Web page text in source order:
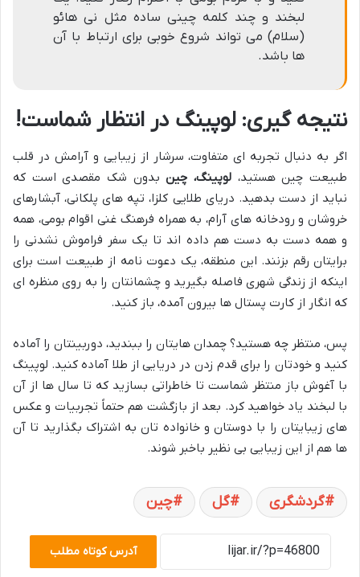
لبخند و چند کلمه چینی ساده مثل نی هائو
(سلام) می تواند شروع خوبی برای ارتباط با آن
ها باشد.
نتیجه گیری: لوپینگ در انتظار شماست!
اگر به دنبال تجربه ای متفاوت، سرشار از زیبایی و آرامش در قلب
طبیعت چین هستید، لوپینگ، چینبدون شک مقصدی است که
نباید از دست بدهید. دریای طلایی کلزا، تپه های پلکانی، آبشارهای
خروشان و رودخانه های آرام، به همراه فرهنگ غنی اقوام بومی، همه
و همه دست به دست هم داده اند تا یک سفر فراموش نشدنی را
برایتان رقم بزنند. این منطقه، یک دعوت نامه از طبیعت است برای
اینکه از زندگی شهری فاصله بگیرید و چشمانتان را به روی منظره ای
که انگار از کارت پستال ها بیرون آمده، باز کنید.
پس، منتظر چه هستید؟ چمدان هایتان را ببندید، دوربینتان را آماده
کنید و خودتان را برای قدم زدن در دریایی از طلا آماده کنید. لوپینگ
با آغوش باز منتظر شماست تا خاطراتی بسازید که تا سال ها از آن
با لبخند یاد خواهید کرد. بعد از بازگشت هم حتماً تجربیات و عکس
های زیبایتان را با دوستان و خانواده تان به اشتراک بگذارید تا آن
ها هم از این زیبایی بی نظیر باخبر شوند.
گردشگری گل چین
آدرس کوتاه مطلب